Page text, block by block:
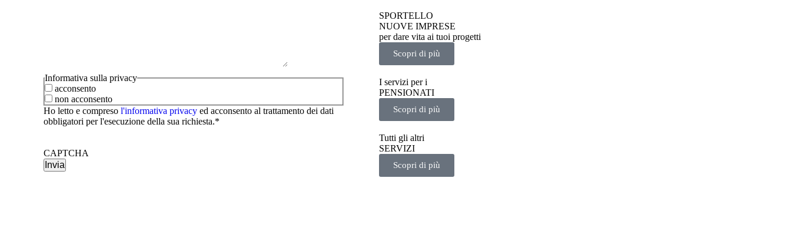
Informativa sulla privacy
acconsento
non acconsento
Ho letto e compreso l'informativa privacy ed acconsento al trattamento dei dati
obbligatori per l'esecuzione della sua richiesta.*
CAPTCHA
SPORTELLO
NUOVE IMPRESE
per dare vita ai tuoi progetti
Scopri di più
I servizi per i
PENSIONATI
Scopri di più
Tutti gli altri
SERVIZI
Scopri di più